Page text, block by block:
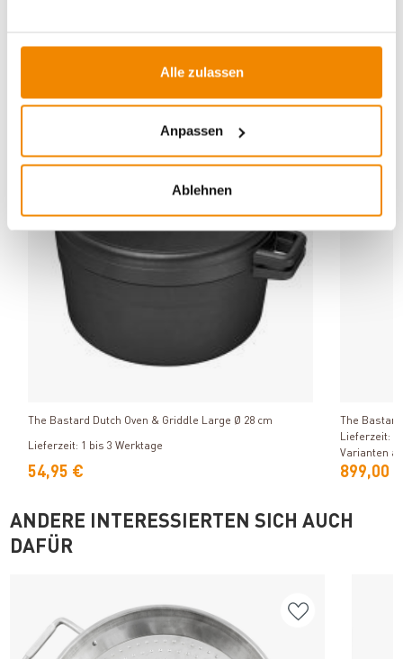
Alle zulassen
Anpassen
Ablehnen
The Bastard Dutch Oven & Griddle Large Ø 28 cm
Lieferzeit: 1 bis 3 Werktage
54,95 €
The
Lieferzeit: 1
Varianten ab
899,00
ANDERE INTERESSIERTEN SICH AUCH
DAFÜR